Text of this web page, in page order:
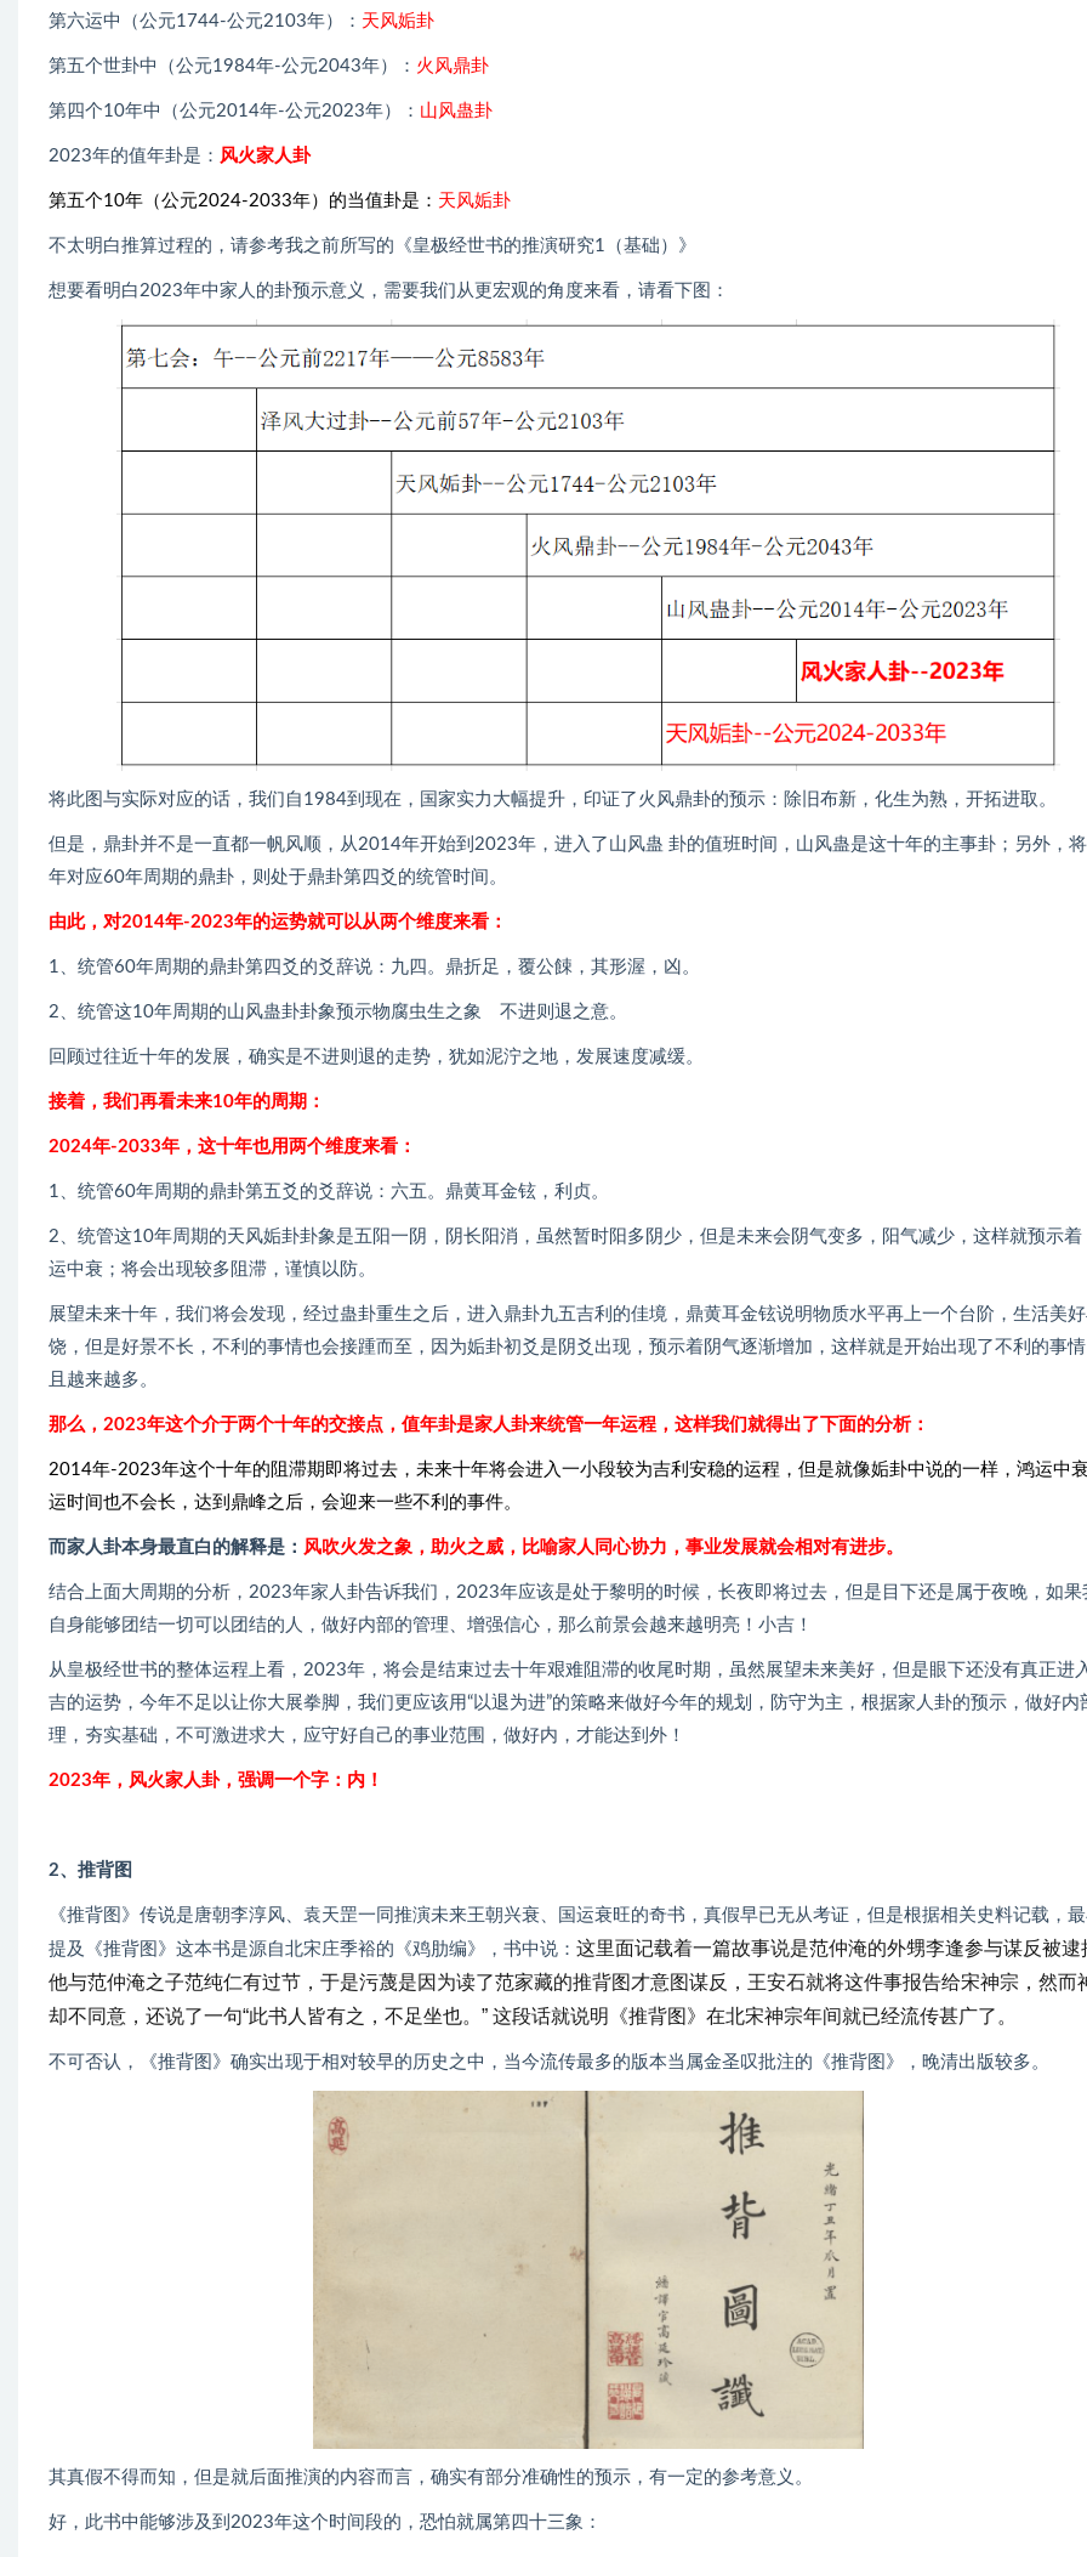
第六运中（公元1744-公元2103年）： 天风姤卦
第五个世卦中（公元1984年-公元2043年）： 火风鼎卦
第四个10年中（公元2014年-公元2023年）： 山风蛊卦
2023年的值年卦是： 风火家人卦
第五个10年（公元2024-2033年）的当值卦是： 天风姤卦
不太明白推算过程的，请参考我之前所写的《 皇极经世书的推演研究1（基础） 》
想要看明白2023年中家人的卦预示意义，需要我们从更宏观的角度来看，请看下图：
将此图与实际对应的话，我们自1984到现在，国家实力大幅提升，印证了火风鼎卦的预示：除旧布新，化生为熟，开拓进取。
但是，鼎卦并不是一直都一帆风顺，从2014年开始到2023年，进入了山风蛊 卦的值班时间，山风蛊是这十年的主事卦；另外，
年对应60年周期的鼎卦，则处于鼎卦第四爻的统管时间。
由此，对2014年-2023年的运势就可以从两个维度来看：
1、统管60年周期的鼎卦第四爻的爻辞说：九四。鼎折足，覆公餗，其形渥，凶。
2、统管这10年周期的山风蛊卦卦象预示物腐虫生之象 不进则退之意。
回顾过往近十年的发展，确实是不进则退的走势，犹如泥泞之地，发展速度减缓。
接着，我们再看未来10年的周期：
2024年-2033年，这十年也用两个维度来看：
1、统管60年周期的鼎卦第五爻的爻辞说：六五。鼎黄耳金铉，利贞。
2、统管这10年周期的天风姤卦卦象是五阳一阴，阴长阳消，虽然暂时阳多阴少，但是未来会阴气变多，阳气减少，这样就预示着
运中衰；将会出现较多阻滞，谨慎以防。
展望未来十年，我们将会发现，经过蛊卦重生之后，进入鼎卦九五吉利的佳境，鼎黄耳金铉说明物质水平再上一个台阶，生活美
饶，但是好景不长，不利的事情也会接踵而至，因为姤卦初爻是阴爻出现，预示着阴气逐渐增加，这样就是开始出现了不利的事
且越来越多。
那么，2023年这个介于两个十年的交接点，值年卦是家人卦来统管一年运程，这样我们就得出了下面的分析：
2014年-2023年这个十年的阻滞期即将过去，未来十年将会进入一小段较为吉利安稳的运程，但是就像姤卦中说的一样，鸿运中
运时间也不会长，达到鼎峰之后，会迎来一些不利的事件。
而家人卦本身最直白的解释是： 风吹火发之象，助火之威，比喻家人同心协力，事业发展就会相对有进步。
结合上面大周期的分析，2023年家人卦告诉我们，2023年应该是处于黎明的时候，长夜即将过去，但是目下还是属于夜晚，如果
自身能够团结一切可以团结的人，做好内部的管理、增强信心，那么前景会越来越明亮！小吉！
从皇极经世书的整体运程上看，2023年，将会是结束过去十年艰难阻滞的收尾时期，虽然展望未来美好，但是眼下还没有真正进
吉的运势，今年不足以让你大展拳脚，我们更应该用“以退为进”的策略来做好今年的规划，防守为主，根据家人卦的预示，做好内
理，夯实基础，不可激进求大，应守好自己的事业范围，做好内，才能达到外！
2023年，风火家人卦，强调一个字 ：内 ！
2、推背图
《推背图》传说是唐朝李淳风、袁天罡一同推演未来王朝兴衰、国运衰旺的奇书，真假早已无从考证，但是根据相关史料记载，
提及《推背图》这本书是源自北宋庄季裕的《鸡肋编》，书中说： 这里面记载着一篇故事说是范仲淹的外甥李逢参与谋反被逮
他与范仲淹之子范纯仁有过节，于是污蔑是因为读了范家藏的推背图才意图谋反，王安石就将这件事报告给宋神宗，然而
却不同意，还说了一句“此书人皆有之，不足坐也。” 这段话就说明《推背图》在北宋神宗年间就已经流传甚广了。
不可否认，《推背图》确实出现于相对较早的历史之中，当今流传最多的版本当属金圣叹批注的《推背图》，晚清出版较多。
其真假不得而知，但是就后面推演的内容而言，确实有部分准确性的预示，有一定的参考意义。
好，此书中能够涉及到2023年这个时间段的，恐怕就属第四十三象：